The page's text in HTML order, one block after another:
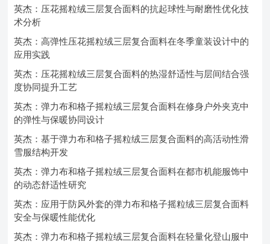
英杰：压花摇粒绒三层复合面料的抗起球性与耐磨性优化技
术分析
英杰：高弹性压花摇粒绒三层复合面料在冬季童装设计中的
应用实践
英杰：压花摇粒绒三层复合面料的热湿舒适性与层间结合强
度协同提升工艺
英杰：弹力布和格子摇粒绒三层复合面料在修身户外夹克中
的弹性与保暖协同设计
英杰：基于弹力布和格子摇粒绒三层复合面料的高活动性滑
雪服结构开发
英杰：弹力布和格子摇粒绒三层复合面料在都市机能服饰中
的动态舒适性研究
英杰：应用于防风外套的弹力布和格子摇粒绒三层复合面料
安全与保暖性能优化
英杰：弹力布和格子摇粒绒三层复合面料在轻量化登山服中